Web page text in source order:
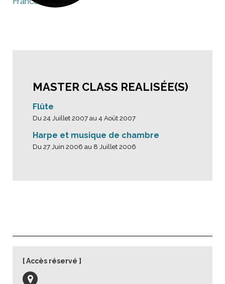
MASTER CLASS REALISÉE(S)
Flûte
Du 24 Juillet 2007 au 4 Août 2007
Harpe et musique de chambre
Du 27 Juin 2006 au 8 Juillet 2006
Accès réservé